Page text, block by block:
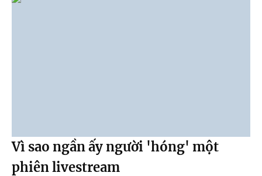
Vì sao ngần ấy người 'hóng' một
phiên livestream